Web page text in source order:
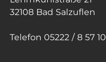
32108 Bad Salzuflen
Telefon 05222 / 8 57 10